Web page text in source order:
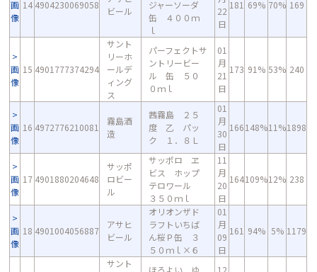
画
像
14 4904230069058
ビール
ジャーソーダ
缶 ４００ｍ
ｌ
22
日
181 69% 70% 169
画
像
15 4901777374294
サント
リーホ
ールデ
ィング
ス
パーフェクトサ
ントリービー
ル 缶 ５０
０ｍｌ
01
月
21
日
173 91% 53% 240
画
像
16 4972776210081
霧島酒
造
茜霧島 ２５
度 乙 パッ
ク １．８Ｌ
01
月
30
日
166148%11%1898
画
像
17 4901880204648
サッポ
ロビー
ル
サッポロ ヱ
ビス ホップ
テロワール
３５０ｍｌ
11
月
20
日
164109%12% 238
画
像
18 4901004056887
アサヒ
ビール
オリオンザド
ラフトいちば
ん桜Ｐ缶 ３
５０ｍｌ×６
01
月
09
日
161 94% 5% 1179
サント
ほろよい ゆ 12